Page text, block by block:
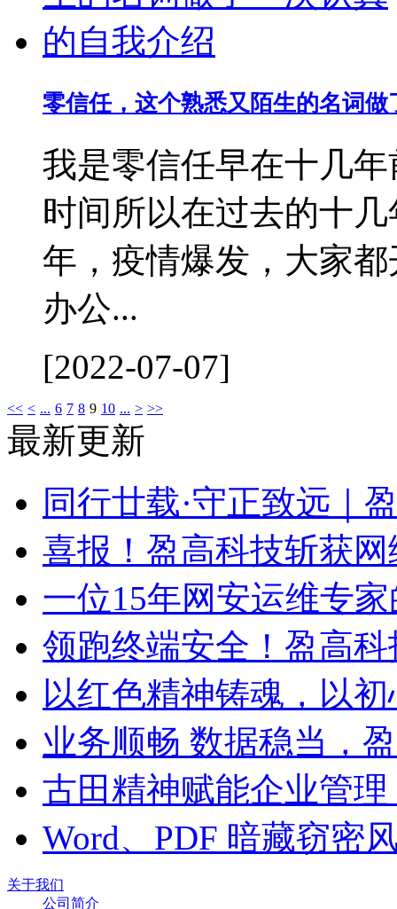
零信任，这个熟悉又陌生的名词
我是零信任早在十几
时间所以在过去的十
年，疫情爆发，大家
办公...
[2022-07-07]
<< < ... 6 7 8 9 10 ... > >>
最新更新
同行廿载·守正致远｜
喜报！盈高科技斩获
一位15年网安运维专
领跑终端安全！盈高
以红色精神铸魂，以
业务顺畅 数据稳当，
古田精神赋能企业管
Word、PDF 暗藏窃密
关于我们
公司简介